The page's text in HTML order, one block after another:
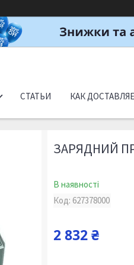
СТАТЬИ КАК
ЗАРЯДНИЙ
В наявності
Код: 627378000
2 832 ₴